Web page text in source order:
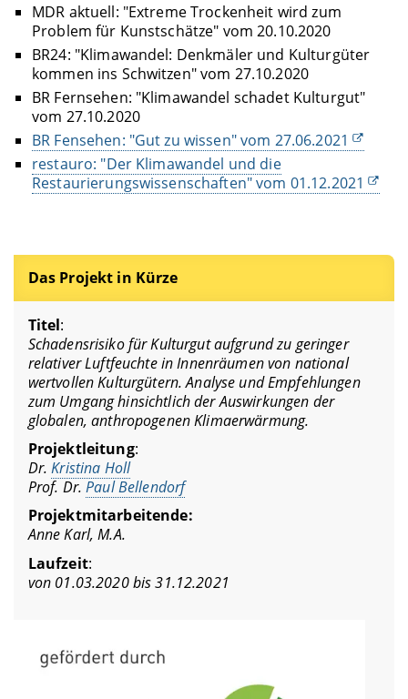
MDR aktuell: "Extreme Trockenheit wird zum
Problem für Kunstschätze" vom 20.10.2020
BR24: "Klimawandel: Denkmäler und Kulturgüter
kommen ins Schwitzen" vom 27.10.2020
BR Fernsehen: "Klimawandel schadet Kulturgut"
vom 27.10.2020
BR Fensehen: "Gut zu wissen" vom 27.06.2021
restauro: "Der Klimawandel und die
Restaurierungswissenschaften" vom 01.12.2021
Das Projekt in Kürze
Titel:
Schadensrisiko für Kulturgut aufgrund zu geringer
relativer Luftfeuchte in Innenräumen von national
wertvollen Kulturgütern. Analyse und Empfehlungen
zum Umgang hinsichtlich der Auswirkungen der
globalen, anthropogenen Klimaerwärmung.
Projektleitung:
Dr.Kristina Holl
Prof. Dr.Paul Bellendorf
Projektmitarbeitende:
Anne Karl, M.A.
Laufzeit:
von 01.03.2020 bis 31.12.2021